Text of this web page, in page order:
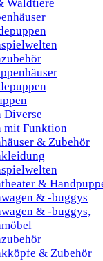
Waldtiere
Diverse
mit Funktion
& Zubehör
&
& -buggys
& -buggys,
& Zubehör